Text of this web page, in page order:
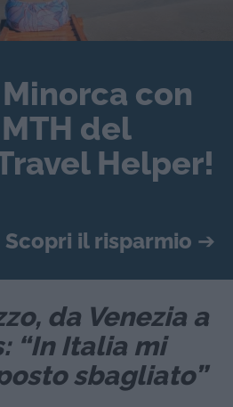
con
del
Helper!
Scopri il risparmio ➔
da Venezia a
“In Italia mi
sbagliato”